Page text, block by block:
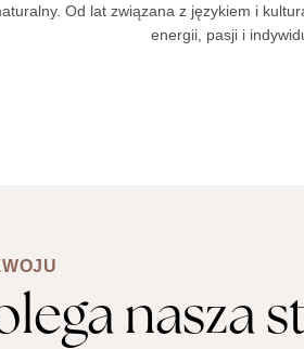
Od lat związana z językiem i
energii, pasji i
nasza